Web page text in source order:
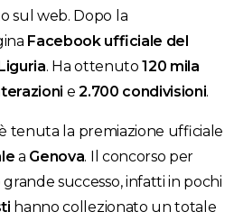
sul web. Dopo la
Facebook ufficiale del
. Ha ottenuto120 mila
e 2.700 condivisioni.
tenuta la premiazione ufficiale
a Genova. Il concorso per
successo, infatti in pochi
hanno collezionato un totale